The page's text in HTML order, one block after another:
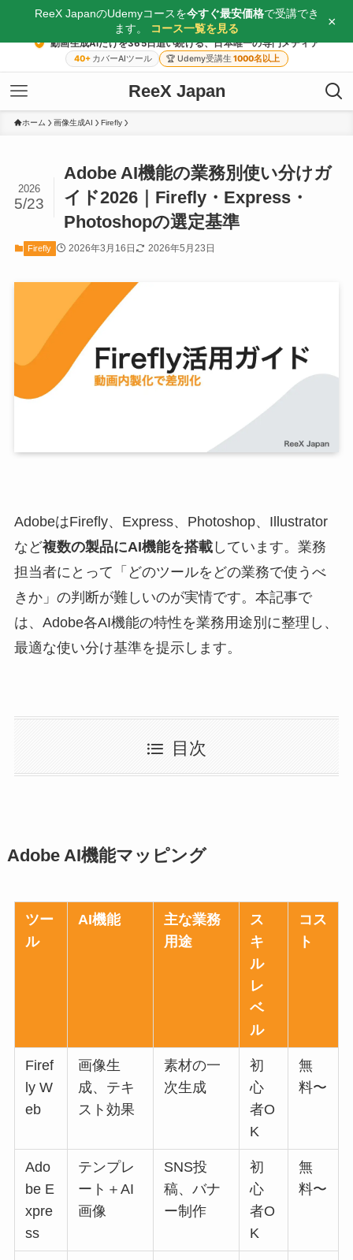
動画生成AIだけを365日追い続ける、日本唯一の専門メディア
40+ カバーAIツール 🏆 Udemy受講生 1000名以上
ReeX Japan
ホーム 画像生成AI Firefly
Adobe AI機能の業務別使い分けガ
イド2026｜Firefly・Express・
Photoshopの選定基準
2026
5/23
Firefly 2026年3月16日 2026年5月23日
AdobeはFirefly、Express、Photoshop、Illustrator
など複数の製品にAI機能を搭載しています。業務
担当者にとって「どのツールをどの業務で使うべ
きか」の判断が難しいのが実情です。本記事で
は、Adobe各AI機能の特性を業務用途別に整理し、
最適な使い分け基準を提示します。
目次
Adobe AI機能マッピング
ツー
ル
AI機能
主な業務
用途
ス
キ
ル
レ
ベ
ル
コス
ト
Firef
ly W
eb
画像生
成、テキ
スト効果
素材の一
次生成
初
心
者O
K
無
料〜
Ado
be E
xpre
ss
テンプレ
ート＋AI
画像
SNS投
稿、バナ
ー制作
初
心
者O
K
無
料〜
ReeX JapanのUdemyコースを今すぐ最安価格で受講でき
ます。
コース一覧を見る ×